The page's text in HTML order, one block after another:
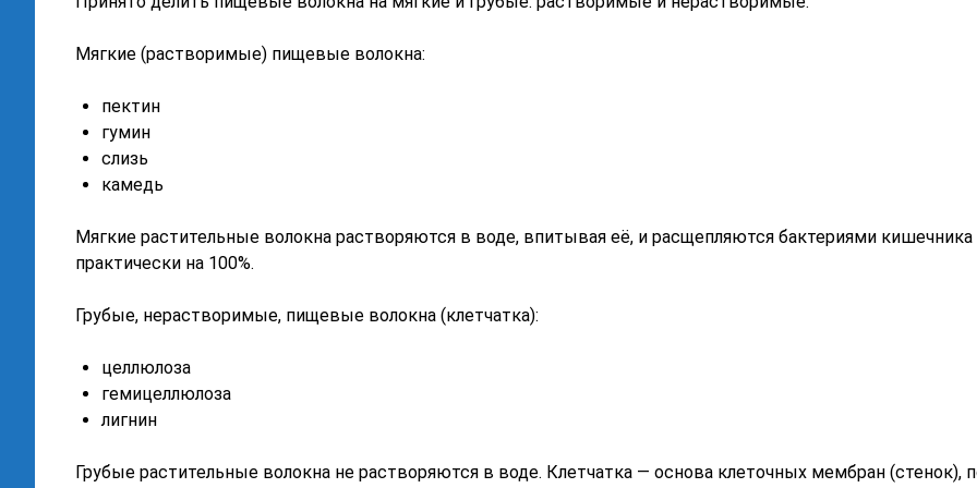
Мягкие (растворимые) пищевые волокна:
пектин
гумин
слизь
камедь
Мягкие растительные волокна растворяются в воде, впитывая её, и расщепляются бактериями кишечника
практически на 100%.
Грубые, нерастворимые, пищевые волокна (клетчатка):
целлюлоза
гемицеллюлоза
лигнин
Грубые растительные волокна не растворяются в воде. Клетчатка — основа клеточных мембран (стенок),